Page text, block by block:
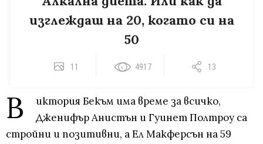
изглеждаш на 20, когато си на
50
11 4917 13
В
иктория Бекъм има време за всичко,
Дженифър Анистън и Гуинет Полтроу са
стройни и позитивни, а Ел Макферсън на 59